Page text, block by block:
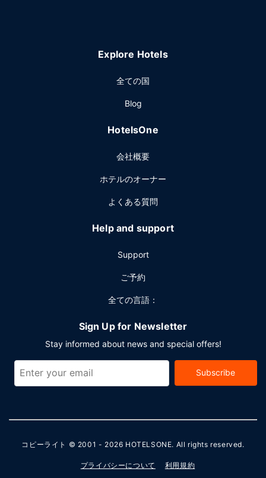
Explore Hotels
全ての国
Blog
HotelsOne
会社概要
ホテルのオーナー
よくある質問
Help and support
Support
ご予約
全ての言語：
Sign Up for Newsletter
Stay informed about news and special offers!
Subscribe
コピーライト © 2001 - 2026 HOTELSONE. All rights reserved.
プライバシーについて 利用規約